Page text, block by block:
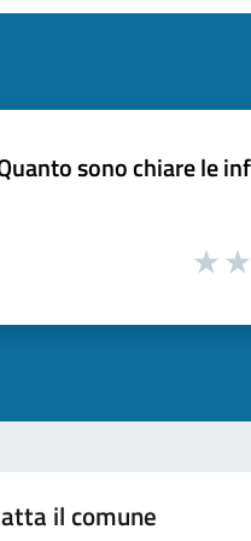
sono chiare le
il comune